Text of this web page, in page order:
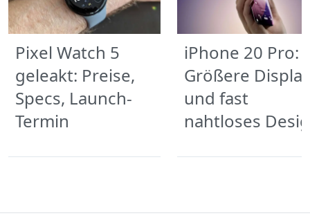
Pixel Watch 5
geleakt: Preise,
Specs, Launch-
Termin
iPhone 20 Pro:
Größere
und fast
nahtloses